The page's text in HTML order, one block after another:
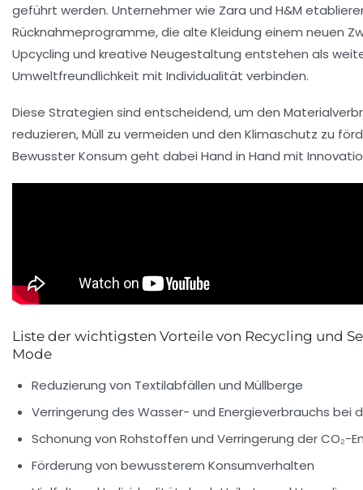
geführt werden. Unternehmer wie Zara und H&M
Rücknahmeprogramme, die alte Kleidung einem neuen
Upcycling und kreative Neugestaltung entstehen als
Umweltfreundlichkeit mit Individualität verbinden.
Diese Strategien sind entscheidend, um den
reduzieren, Müll zu vermeiden und den Klimaschutz zu
Bewusster Konsum geht dabei Hand in Hand mit
Liste der wichtigsten Vorteile von Recycling und
Mode
Reduzierung von Textilabfällen und Müllberge
Verringerung des Wasser- und Energieverbrauchs bei
Schonung von Rohstoffen und Verringerung der CO₂-
Förderung von bewussterem Konsumverhalten